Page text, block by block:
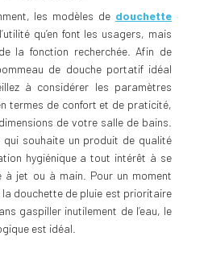
les modèles de douchette
qu’en font les usagers, mais
la fonction recherchée. Afin de
de douche portatif idéal
à considérer les paramètres
termes de confort et de praticité,
de votre salle de bains.
qui souhaite un produit de qualité
hygiénique a tout intérêt à se
à jet ou à main. Pour un moment
douchette de pluie est prioritaire
gaspiller inutilement de l’eau, le
est idéal.